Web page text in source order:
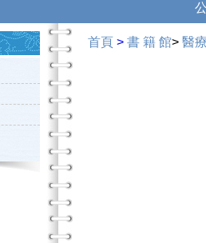
首頁 > 書 籍 館> 醫